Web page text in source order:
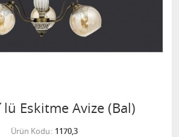
Eskitme Avize (Bal)
Ürün Kodu 1170,3